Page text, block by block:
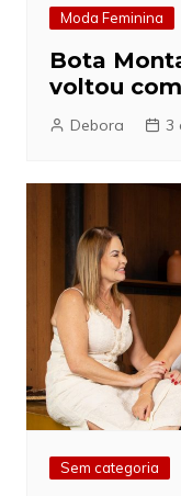
Moda Feminina
Bota
voltou
Debora 3
Sem categoria